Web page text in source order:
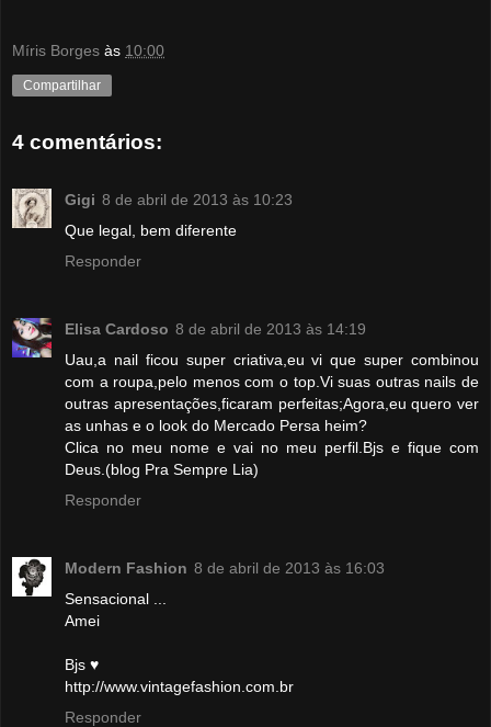
Míris Borges às 10:00
Compartilhar
4 comentários:
Gigi 8 de abril de 2013 às 10:23
Que legal, bem diferente
Responder
Elisa Cardoso 8 de abril de 2013 às 14:19
Uau,a nail ficou super criativa,eu vi que super combinou
com a roupa,pelo menos com o top.Vi suas outras nails de
outras apresentações,ficaram perfeitas;Agora,eu quero ver
as unhas e o look do Mercado Persa heim?
Clica no meu nome e vai no meu perfil.Bjs e fique com
Deus.(blog Pra Sempre Lia)
Responder
Modern Fashion 8 de abril de 2013 às 16:03
Sensacional ...
Amei
Bjs ♥
http://www.vintagefashion.com.br
Responder